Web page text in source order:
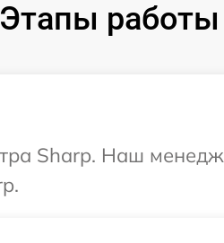
Этапы работы
Sharp. Наш